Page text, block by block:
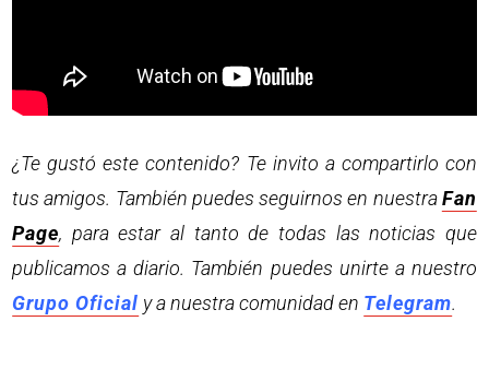
¿Te gustó este contenido? Te invito a compartirlo con
tus amigos. También puedes seguirnos en nuestraFan
Page, para estar al tanto de todas las noticias que
publicamos a diario. También puedes unirte a nuestro
Grupo Oficial y a nuestra comunidad en Telegram.